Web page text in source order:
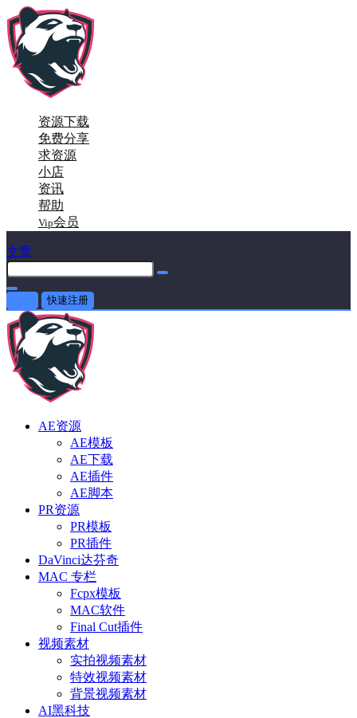
资源下载
免费分享
求资源
小店
资讯
帮助
Vip会员
文章
快速注册
AE资源
AE模板
AE下载
AE插件
AE脚本
PR资源
PR模板
PR插件
DaVinci达芬奇
MAC 专栏
Fcpx模板
MAC软件
Final Cut插件
视频素材
实拍视频素材
特效视频素材
背景视频素材
AI黑科技